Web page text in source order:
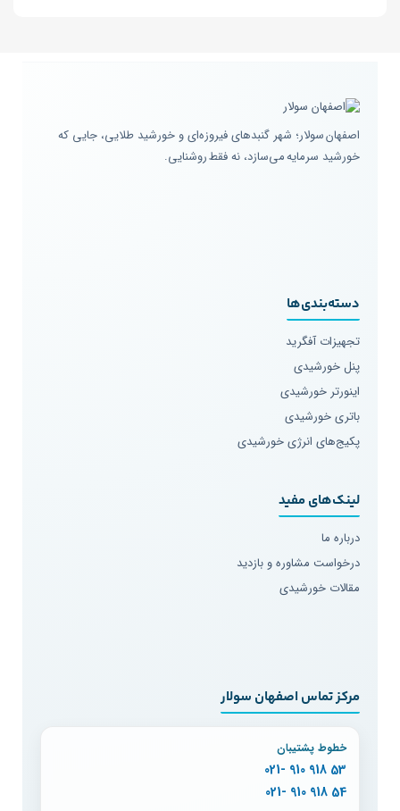
اصفهان سولار؛ شهر گنبدهای فیروزه‌ای و خورشید طلایی، جایی که
خورشید سرمایه می‌سازد، نه فقط روشنایی.
دسته‌بندی‌ها
تجهیزات آفگرید
پنل خورشیدی
اینورتر خورشیدی
باتری خورشیدی
پکیج‌های انرژی خورشیدی
لینک‌های مفید
درباره ما
درخواست مشاوره و بازدید
مقالات خورشیدی
مرکز تماس اصفهان سولار
خطوط پشتیبان
53 918 910 -021
54 918 910 -021